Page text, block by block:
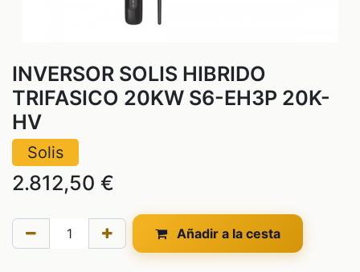
INVERSOR SOLIS HIBRIDO
TRIFASICO 20KW S6-EH3P 20K-
HV
Solis
2.812,50 €
Añadir a la cesta